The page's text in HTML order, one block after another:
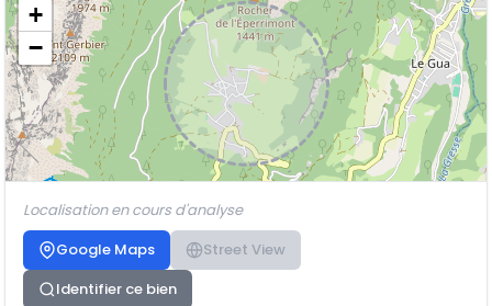
+
−
Localisation en cours d'analyse
Google Maps
Street View
Identifier ce bien